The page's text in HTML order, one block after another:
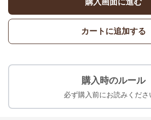
購入画面に進む
カートに追加する
購入時のルール
必ず購入前にお読みくださ